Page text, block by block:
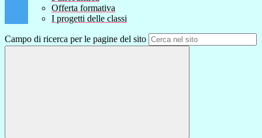
Offerta formativa
I progetti delle classi
Campo di ricerca per le pagine del sito